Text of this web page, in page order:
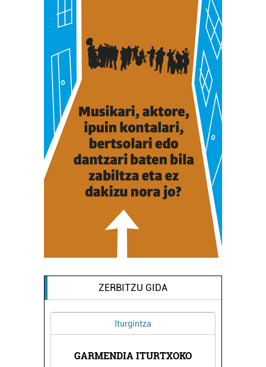
ZERBITZU GIDA
Iturgintza
GARMENDIA ITURTXOKO